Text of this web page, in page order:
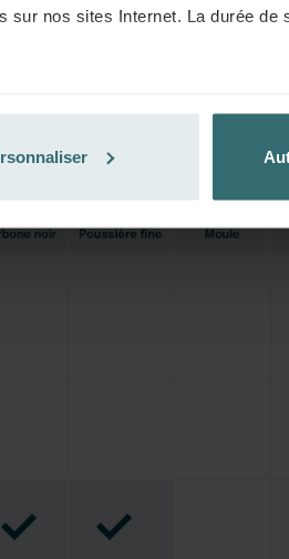
nos sites Internet. La durée de
utilisateurs.
cookies par nos sites Internet
enregistrement de cookies sur
via un navigateur Web ou tout
utilisé, il se peut que les